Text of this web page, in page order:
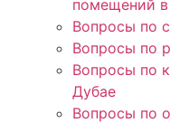
помещений
Вопросы по
Вопросы по
Вопросы по
Дубае
Вопросы по